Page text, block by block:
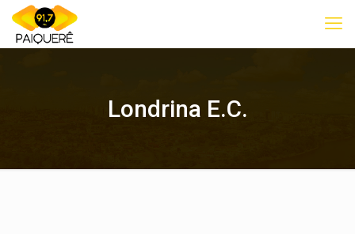
Londrina E.C.